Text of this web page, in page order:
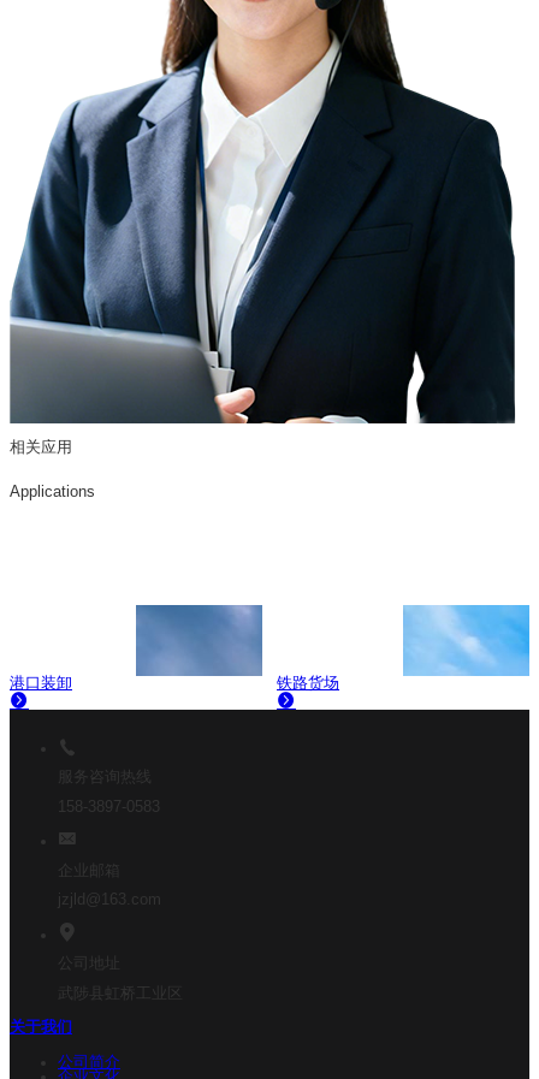
相关应用
Applications
港口装卸 铁路货场
服务咨询热线
158-3897-0583
企业邮箱
jzjld@163.com
公司地址
武陟县虹桥工业区
关于我们
公司简介